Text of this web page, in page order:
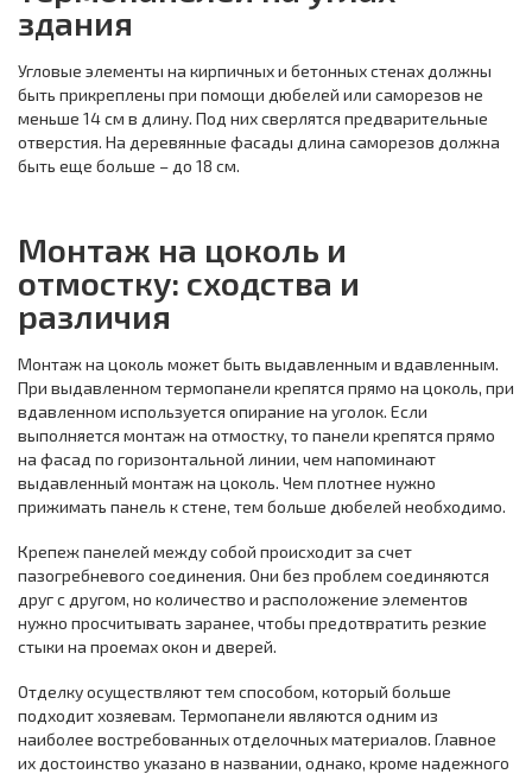
здания
Угловые элементы на кирпичных и бетонных стенах должны
быть прикреплены при помощи дюбелей или саморезов не
меньше 14 см в длину. Под них сверлятся предварительные
отверстия. На деревянные фасады длина саморезов должна
быть еще больше – до 18 см.
Монтаж на цоколь и
отмостку: сходства и
различия
Монтаж на цоколь может быть выдавленным и вдавленным.
При выдавленном термопанели крепятся прямо на цоколь, при
вдавленном используется опирание на уголок. Если
выполняется монтаж на отмостку, то панели крепятся прямо
на фасад по горизонтальной линии, чем напоминают
выдавленный монтаж на цоколь. Чем плотнее нужно
прижимать панель к стене, тем больше дюбелей необходимо.
Крепеж панелей между собой происходит за счет
пазогребневого соединения. Они без проблем соединяются
друг с другом, но количество и расположение элементов
нужно просчитывать заранее, чтобы предотвратить резкие
стыки на проемах окон и дверей.
Отделку осуществляют тем способом, который больше
подходит хозяевам. Термопанели являются одним из
наиболее востребованных отделочных материалов. Главное
их достоинство указано в названии, однако, кроме надежного